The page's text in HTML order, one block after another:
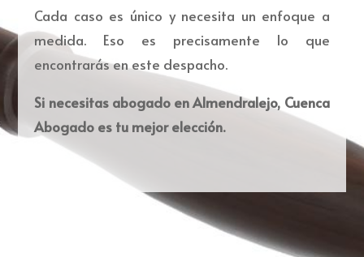
Cada caso es único y necesita un enfoque a
medida. Eso es precisamente lo que
encontrarás en este despacho.
Si necesitas abogado en Almendralejo, Cuenca
Abogado es tu mejor elección.